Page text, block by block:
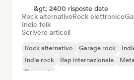
&gt; 2400 risposte date
Rock alternativoRock elettronico
Indie folk
Scrivere articoli
Rock alternativo Garage rock
Indie rock
Rap internazionale
Pop rock